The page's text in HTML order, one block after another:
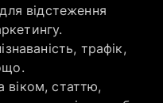
відстеження
трафік,
віком, статтю,